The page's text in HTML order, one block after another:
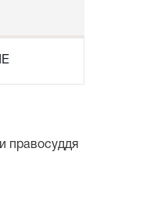
правосуддя